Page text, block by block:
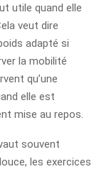
utile quand elle
veut dire
adapté si
la mobilité
qu’une
elle est
mise au repos.
souvent
les exercices